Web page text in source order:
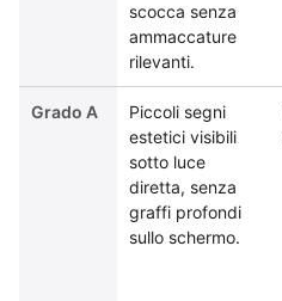
scocca senza
ammaccature
rilevanti.
Grado A
Piccoli segni
estetici visibili
sotto luce
diretta, senza
graffi profondi
sullo schermo.